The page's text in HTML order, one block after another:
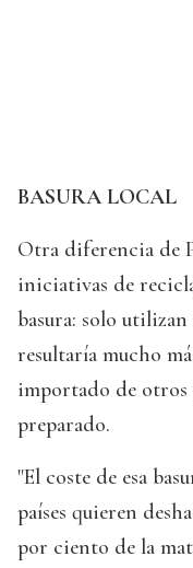
BASURA LOCAL
Otra diferencia de
iniciativas de
basura: solo utilizan
resultaría mucho
importado de otros
preparado.
"El coste de esa
países quieren
por ciento de la